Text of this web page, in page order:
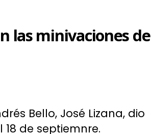
las minivaciones de
Bello, José Lizana, dio
de septiemnre.